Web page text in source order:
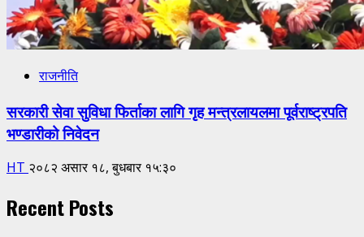
राजनीति
सरकारी सेवा सुविधा फिर्ताका लागि गृह मन्त्रलायलमा पूर्वराष्ट्रपति
भण्डारीको निवेदन
HT २०८२ असार १८, बुधबार १५:३०
Recent Posts